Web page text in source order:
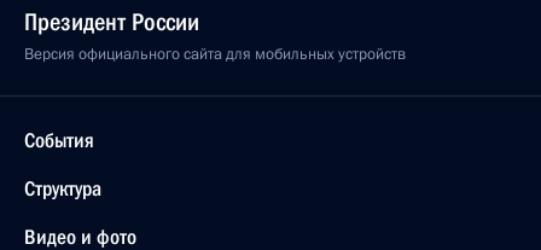
Президент России
Версия официального сайта для мобильных устройств
События
Структура
Видео и фото